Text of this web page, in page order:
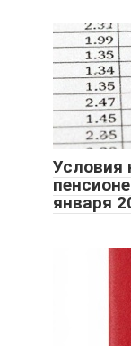
Условия
января